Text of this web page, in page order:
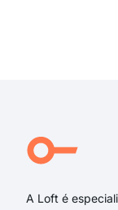
A Loft é